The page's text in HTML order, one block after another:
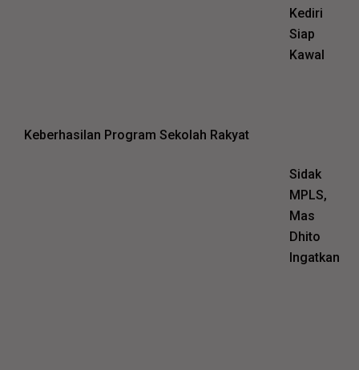
Kediri
Siap
Kawal
Keberhasilan Program Sekolah Rakyat
Sidak
MPLS,
Mas
Dhito
Ingatkan